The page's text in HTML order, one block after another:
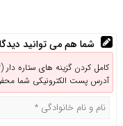
شما هم می توانید
کامل کردن گزینه های ستاره
آدرس پست الکترونیکی شما